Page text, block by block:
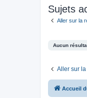
Sujets
Aller sur la
Aucun
Aller sur
Accueil